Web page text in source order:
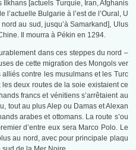
[actuels Turquie, Iran, Afghanis
l’actuelle Bulgarie à l’est de l’Oural, U
au sud, jusqu’à Samarkand], Ulus
Il mourra à Pékin en 1294.
dans ces steppes du nord –
de cette migration des Mongols ver
contre les musulmans et les Turc
deux routes de la soie existaient ce
francs et vénitiens s’arrêtaient au
tout au plus Alep ou Damas et Alexan
arabes et ottomans. La route s’ou
d’entre eux sera Marco Polo. Le
au nord, avec pour principale plaqu